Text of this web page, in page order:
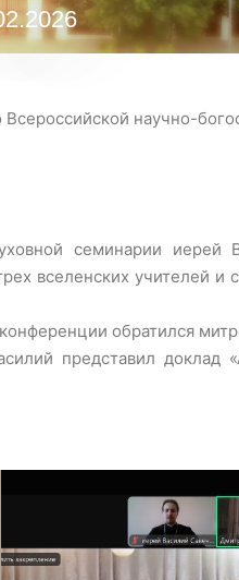
Всероссийской научно-
семинарии
вселенских учителей и
обратился
представил доклад